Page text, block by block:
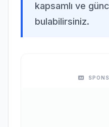
kapsamlı ve
bulabilirsiniz.